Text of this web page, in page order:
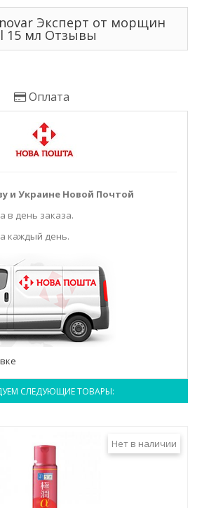
Эксперт от морщин
15 мл Отзывы
Оплата
и Украине Новой Почтой
в день заказа.
каждый день.
СЛЕДУЮЩИЕ ТОВАРЫ:
Нет в наличии